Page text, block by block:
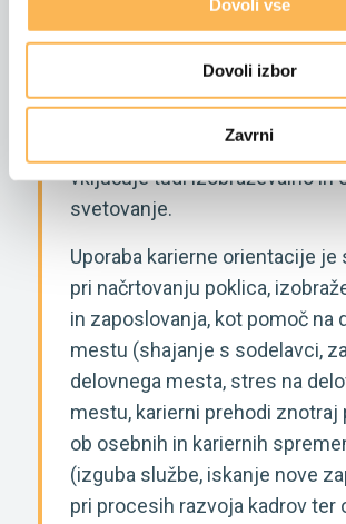
Dovoli vse
Dovoli izbor
Zavrni
Karierno svetovanje ni samo
svetovanje pri odločanju oz.
karierne poti, ampak od samih
vključuje tudi izobraževalno in
svetovanje.
Uporaba karierne orientacije je
pri načrtovanju poklica,
in zaposlovanja, kot pomoč na
mestu (shajanje s sodelavci,
delovnega mesta, stres na
mestu, karierni prehodi znotraj
ob osebnih in kariernih
(izguba službe, iskanje nove
pri procesih razvoja kadrov ter